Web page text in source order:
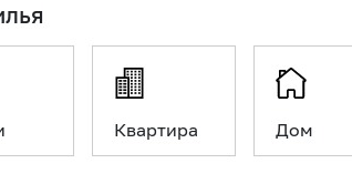
Квартира Дом